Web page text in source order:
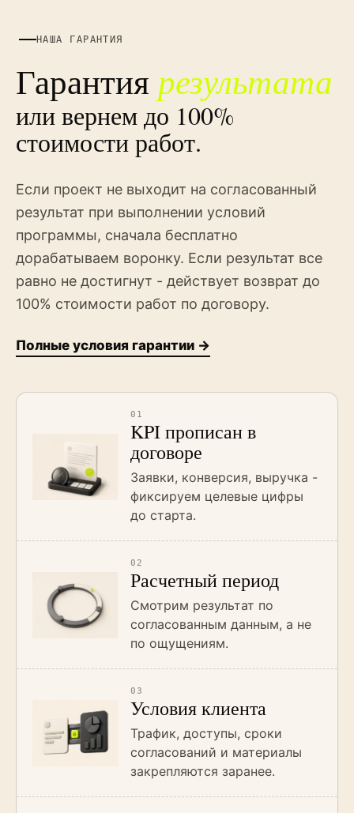
НАША ГАРАНТИЯ
Гарантия результата
или вернем до 100%
стоимости работ.
Если проект не выходит на согласованный
результат при выполнении условий
программы, сначала бесплатно
дорабатываем воронку. Если результат все
равно не достигнут - действует возврат до
100% стоимости работ по договору.
Полные условия гарантии →
01
KPI прописан в
договоре
Заявки, конверсия, выручка -
фиксируем целевые цифры
до старта.
02
Расчетный период
Смотрим результат по
согласованным данным, а не
по ощущениям.
03
Условия клиента
Трафик, доступы, сроки
согласований и материалы
закрепляются заранее.